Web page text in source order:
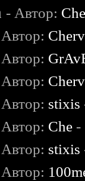
- Автор:
stixis
Che -
stixis